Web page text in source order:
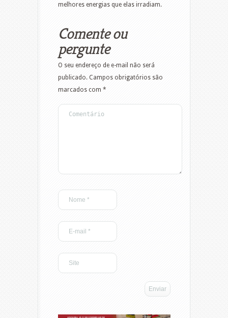
melhores energias que elas irradiam.
Comente ou
pergunte
O seu endereço de e-mail não será
publicado. Campos obrigatórios são
marcados com *